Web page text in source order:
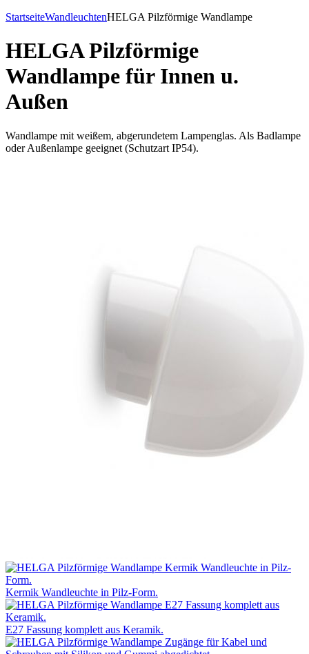
StartseiteWandleuchtenHELGA Pilzförmige Wandlampe
HELGA Pilzförmige
Wandlampe für Innen u.
Außen
Wandlampe mit weißem, abgerundetem Lampenglas. Als Badlampe
oder Außenlampe geeignet (Schutzart IP54).
Kermik Wandleuchte in Pilz-Form.
E27 Fassung komplett aus Keramik.